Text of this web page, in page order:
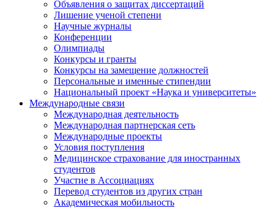
Объявления о защитах диссертаций
Лишение ученой степени
Научные журналы
Конференции
Олимпиады
Конкурсы и гранты
Конкурсы на замещение должностей
Персональные и именные стипендии
Национальный проект «Наука и университеты»
Международные связи
Международная деятельность
Международная партнерская сеть
Международные проекты
Условия поступления
Медицинское страхование для иностранных
студентов
Участие в Ассоциациях
Перевод студентов из других стран
Академическая мобильность